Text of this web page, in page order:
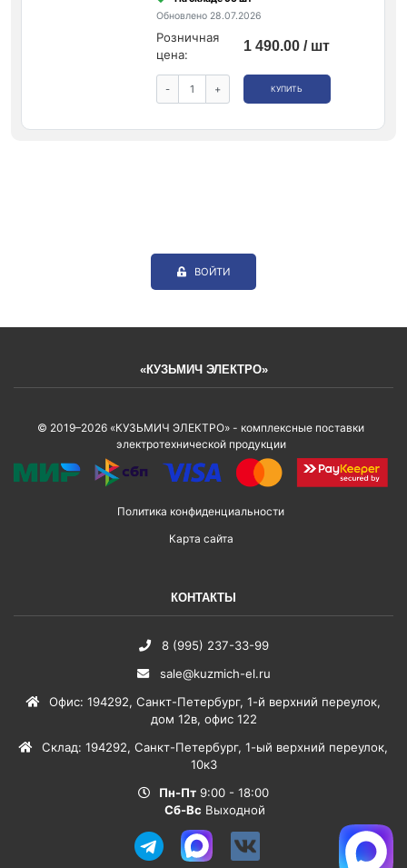
Обновлено 28.07.2026
Розничная
цена:
1 490.00 / шт
- + КУПИТЬ
ВОЙТИ
«КУЗЬМИЧ ЭЛЕКТРО»
© 2019–2026 «КУЗЬМИЧ ЭЛЕКТРО» - комплексные поставки
электротехнической продукции
Политика конфиденциальности
Карта сайта
КОНТАКТЫ
8 (995) 237-33-99
sale@kuzmich-el.ru
Офис: 194292, Санкт-Петербург, 1-й верхний переулок,
дом 12в, офис 122
Склад: 194292, Санкт-Петербург, 1-ый верхний переулок,
10к3
Пн-Пт 9:00 - 18:00
Сб-Вс Выходной